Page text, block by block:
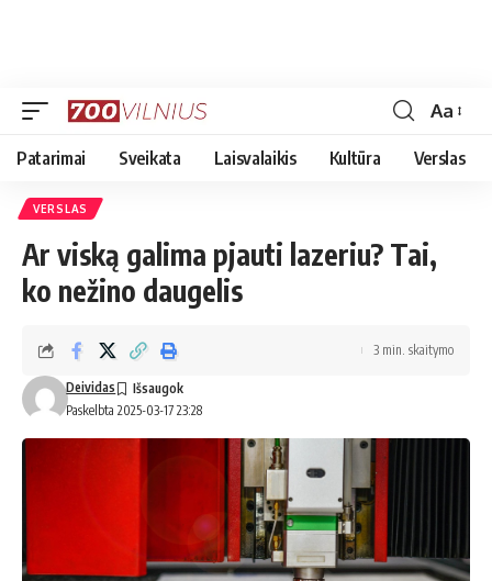
Font
Resizer
Aa
Patarimai Sveikata Laisvalaikis Kultūra Verslas
VERSLAS
Ar viską galima pjauti lazeriu? Tai,
ko nežino daugelis
Paskelbta 2025-03-17 23:28
Deividas
3 min. skaitymo